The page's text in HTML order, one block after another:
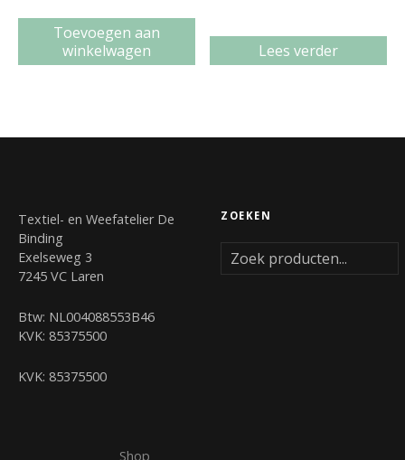
Toevoegen aan
winkelwagen
Lees verder
Textiel- en Weefatelier De
Binding
Exelseweg 3
7245 VC Laren
Btw: NL004088553B46
KVK: 85375500
KVK: 85375500
ZOEKEN
Shop